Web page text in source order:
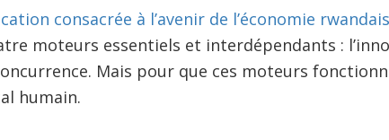
consacrée à l’avenir de l’économie
moteurs essentiels et interdépendants :
Mais pour que ces moteurs
humain.